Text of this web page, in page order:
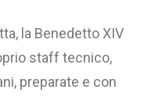
la Benedetto XIV
staff tecnico,
preparate e con